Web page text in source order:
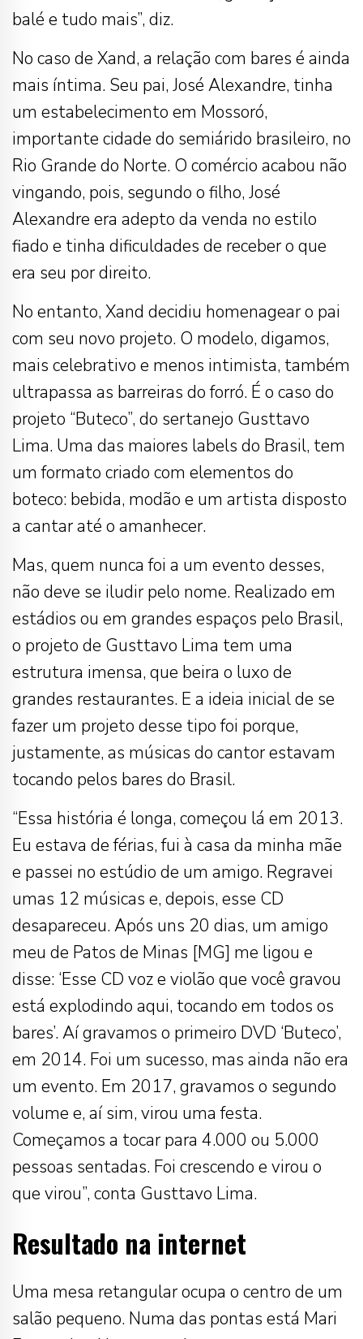
balé e tudo mais”, diz.
No caso de Xand, a relação com bares é ainda
mais íntima. Seu pai, José Alexandre, tinha
um estabelecimento em Mossoró,
importante cidade do semiárido brasileiro, no
Rio Grande do Norte. O comércio acabou não
vingando, pois, segundo o filho, José
Alexandre era adepto da venda no estilo
fiado e tinha dificuldades de receber o que
era seu por direito.
No entanto, Xand decidiu homenagear o pai
com seu novo projeto. O modelo, digamos,
mais celebrativo e menos intimista, também
ultrapassa as barreiras do forró. É o caso do
projeto “Buteco”, do sertanejo Gusttavo
Lima. Uma das maiores labels do Brasil, tem
um formato criado com elementos do
boteco: bebida, modão e um artista disposto
a cantar até o amanhecer.
Mas, quem nunca foi a um evento desses,
não deve se iludir pelo nome. Realizado em
estádios ou em grandes espaços pelo Brasil,
o projeto de Gusttavo Lima tem uma
estrutura imensa, que beira o luxo de
grandes restaurantes. E a ideia inicial de se
fazer um projeto desse tipo foi porque,
justamente, as músicas do cantor estavam
tocando pelos bares do Brasil.
“Essa história é longa, começou lá em 2013.
Eu estava de férias, fui à casa da minha mãe
e passei no estúdio de um amigo. Regravei
umas 12 músicas e, depois, esse CD
desapareceu. Após uns 20 dias, um amigo
meu de Patos de Minas [MG] me ligou e
disse: ‘Esse CD voz e violão que você gravou
está explodindo aqui, tocando em todos os
bares’. Aí gravamos o primeiro DVD ‘Buteco’,
em 2014. Foi um sucesso, mas ainda não era
um evento. Em 2017, gravamos o segundo
volume e, aí sim, virou uma festa.
Começamos a tocar para 4.000 ou 5.000
pessoas sentadas. Foi crescendo e virou o
que virou”, conta Gusttavo Lima.
Resultado na internet
Uma mesa retangular ocupa o centro de um
salão pequeno. Numa das pontas está Mari